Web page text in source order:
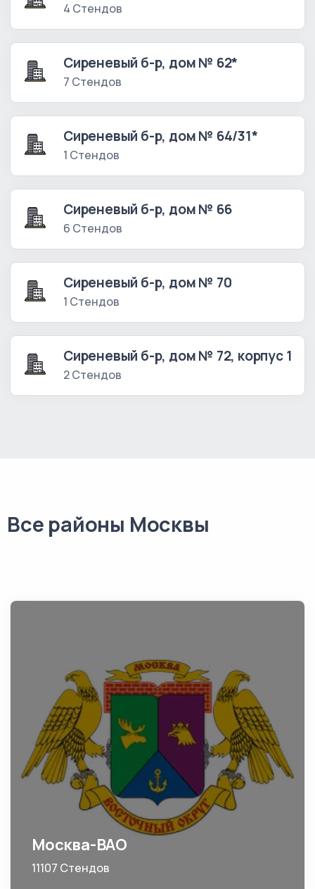
4 Стендов
Сиреневый б-р, дом № 62*
7 Стендов
Сиреневый б-р, дом № 64/31*
1 Стендов
Сиреневый б-р, дом № 66
6 Стендов
Сиреневый б-р, дом № 70
1 Стендов
Сиреневый б-р, дом № 72, корпус 1
2 Стендов
Все районы Москвы
Москва-ВАО
11107 Стендов